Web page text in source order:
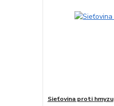
Sieťovina proti hmyzu